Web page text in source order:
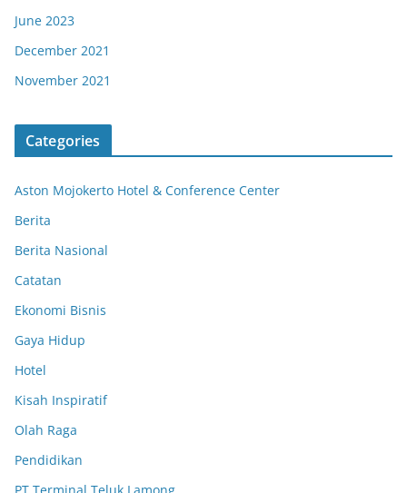
June 2023
December 2021
November 2021
Categories
Aston Mojokerto Hotel & Conference Center
Berita
Berita Nasional
Catatan
Ekonomi Bisnis
Gaya Hidup
Hotel
Kisah Inspiratif
Olah Raga
Pendidikan
PT Terminal Teluk Lamong